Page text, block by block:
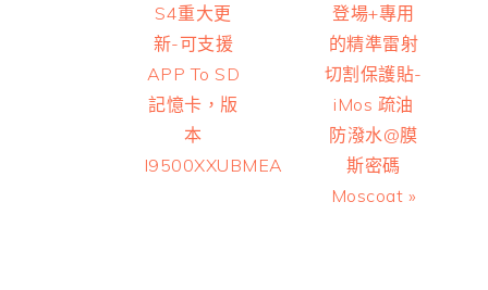
S4重大更
新-可支援
APP To SD
記憶卡，版
本
I9500XXUBMEA
登場+專用
的精準雷射
切割保護貼-
iMos 疏油
防潑水@膜
斯密碼
Moscoat »